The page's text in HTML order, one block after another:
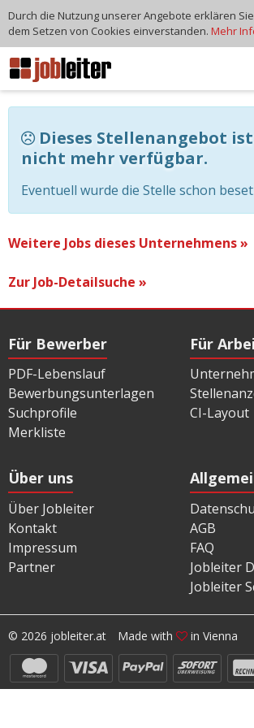
Dieses Stellenangebot
nicht mehr verfügbar.
Eventuell wurde die Stelle schon
Weitere Jobs dieses Unternehmens »
Zur Job-Detailsuche »
Für Bewerber
PDF-Lebenslauf
Bewerbungsunterlagen
Suchprofile
Merkliste
Für
CI-Layout
Über uns
Über Jobleiter
Kontakt
Impressum
Partner
AGB
FAQ
Jobleiter
Jobleiter
© 2026 jobleiter.at Made with in Vienna
Durch die Nutzung unserer Angebote erklären
dem Setzen von Cookies einverstanden. Mehr